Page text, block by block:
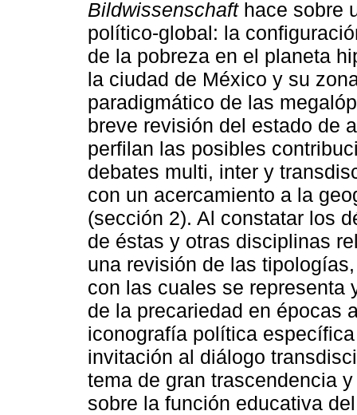
Bildwissenschafthace sobre
político-global: la
de la pobreza en el planeta
la ciudad de México y su
paradigmático de las
breve revisión del estado de
perfilan las posibles
debates multi, inter y
con un acercamiento a la
(sección 2). Al constatar los
de éstas y otras disciplinas
una revisión de las
con las cuales se representa
de la precariedad en épocas
iconografía política
invitación al diálogo
tema de gran trascendencia
sobre la función educativa